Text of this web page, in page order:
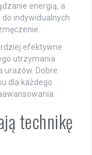
energią, a
do indywidualnych
efektywne
utrzymania
urazów. Dobre
dla każdego
technikę